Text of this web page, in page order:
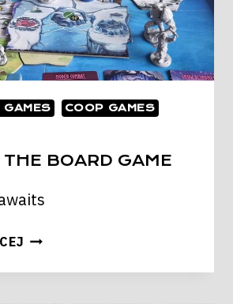
GAMES
COOP GAMES
BOARD GAME
VALHEIM
BOARD